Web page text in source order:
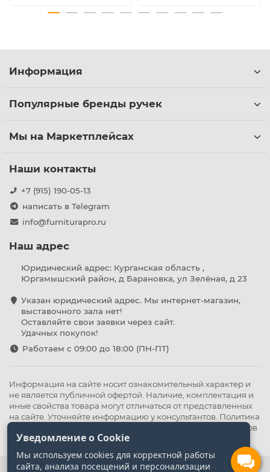
Информация
Популярные бренды ручек
Мы на Маркетплейсах
Наши контакты
+7 (915) 190-05-13
написать в Telegram
info@furniturapro.ru
Наш адрес
Юридический адрес: Курганская область ,
Юргамышский район, д Барановка, ул Зелёная, д 23
Указан юридический адрес. Мы интернет-магазин,
выставочного зала нет!
Оставляйте свои заявки через сайт.
Удачных покупок!
Работаем с 09:00 до 18:00 (ПН-ПТ)
Информация на сайте носит ознакомительный характер и
не является публичной офертой. Наличие, комплектация и
иные свойства товара могут отличаться от представленных
на сайте. Уточняйте информацию у консультантов. Политика
Политика обработки файлов
cookie
Уведомление о Cookie
Мы используем cookies для корректной работы
сайта, анализа посещений и персонализации